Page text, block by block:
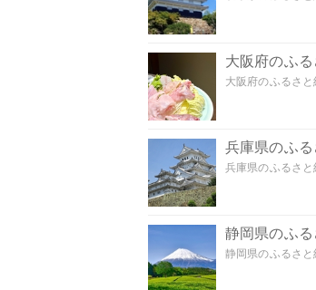
大阪府のふ
大阪府のふるさ
兵庫県のふ
兵庫県のふるさ
静岡県のふ
静岡県のふるさ